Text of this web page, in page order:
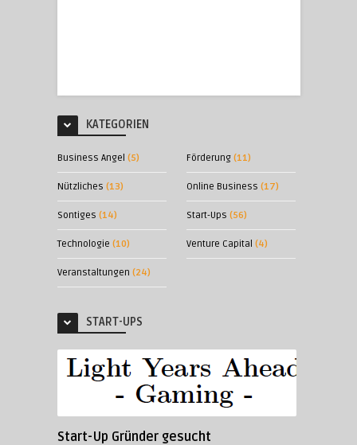
KATEGORIEN
Business Angel (5) Förderung(11)
Nützliches (13) Online Business (17)
Sontiges (14) Start-Ups (56)
Technologie (10) Venture Capital (4)
Veranstaltungen (24)
START-UPS
Start-Up Gründer gesucht